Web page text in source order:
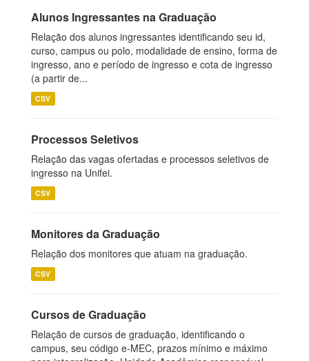
Alunos Ingressantes na Graduação
Relação dos alunos ingressantes identificando seu id,
curso, campus ou polo, modalidade de ensino, forma de
ingresso, ano e período de ingresso e cota de ingresso
(a partir de...
CSV
Processos Seletivos
Relação das vagas ofertadas e processos seletivos de
ingresso na Unifei.
CSV
Monitores da Graduação
Relação dos monitores que atuam na graduação.
CSV
Cursos de Graduação
Relação de cursos de graduação, identificando o
campus, seu código e-MEC, prazos mínimo e máximo